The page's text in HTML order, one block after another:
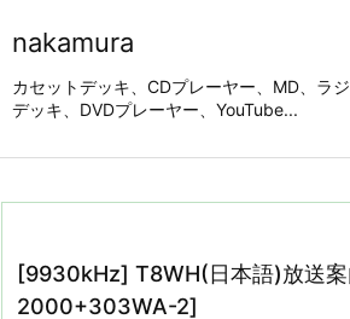
nakamura
カセットデッキ、CDプレーヤー、MD、ラ
デッキ、DVDプレーヤー、YouTube...
[9930kHz] T8WH(日本語)放送
2000+303WA-2]